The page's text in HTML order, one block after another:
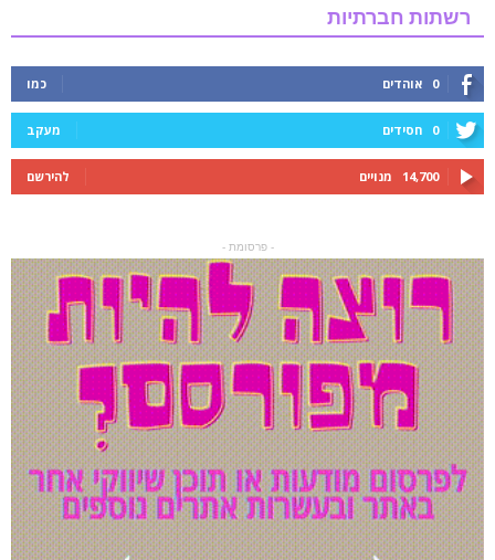
רשתות חברתיות
0 אוהדים כמו
0 חסידים מעקב
14,700 מנויים להירשם
- פרסומת -